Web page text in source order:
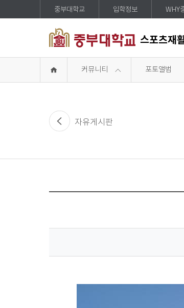
스포츠재
중부대학교 입학정보 WHY
자유게시판
커뮤니티 포토앨범